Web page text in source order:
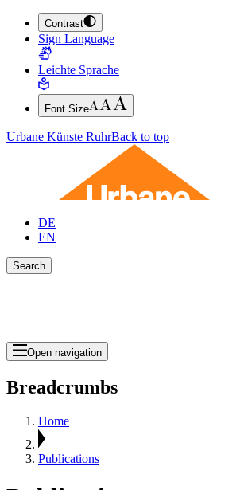
JUMP TO MAIN CONTENT (PRESS
JUMP TO THE FOOTER (PRESS
Contrast
Sign Language
Leichte Sprache
Font Size
Urbane Künste RuhrBack to top
DE
EN
Search
Open navigation
Breadcrumbs
Home
Publications